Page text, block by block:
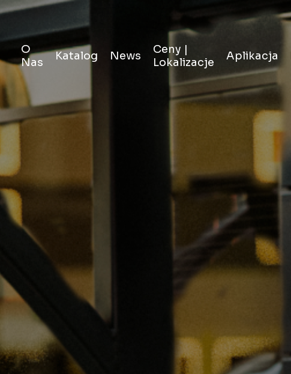
O
Nas
Katalog News
Ceny |
Lokalizacje
Aplikacja